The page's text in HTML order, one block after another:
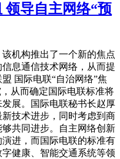
领导自主网络“预
机构推出了一个新的焦点
息通信技术网络，从而提
国际电联“自治网络”焦
从而确定国际电联标准将
展。国际电联秘书长赵厚
技术进步，同时考虑到商
共同进步。自主网络创新
进，而国际电联的标准有
健康、智能交通系统等领